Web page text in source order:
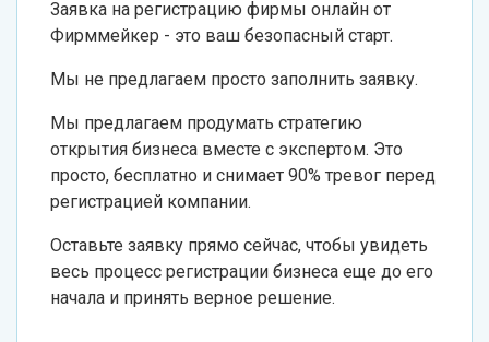
Заявка на регистрацию фирмы онлайн от
Фирммейкер - это ваш безопасный старт.
Мы не предлагаем просто заполнить заявку.
Мы предлагаем продумать стратегию
открытия бизнеса вместе с экспертом. Это
просто, бесплатно и снимает 90% тревог перед
регистрацией компании.
Оставьте заявку прямо сейчас, чтобы увидеть
весь процесс регистрации бизнеса еще до его
начала и принять верное решение.